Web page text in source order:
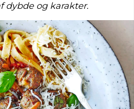
dybde og karakter.